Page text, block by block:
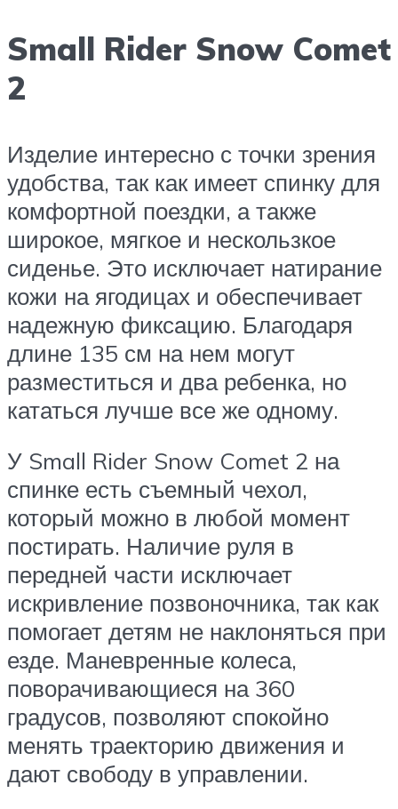
Small Rider Snow Comet
2
Изделие интересно с точки зрения
удобства, так как имеет спинку для
комфортной поездки, а также
широкое, мягкое и нескользкое
сиденье. Это исключает натирание
кожи на ягодицах и обеспечивает
надежную фиксацию. Благодаря
длине 135 см на нем могут
разместиться и два ребенка, но
кататься лучше все же одному.
У Small Rider Snow Comet 2 на
спинке есть съемный чехол,
который можно в любой момент
постирать. Наличие руля в
передней части исключает
искривление позвоночника, так как
помогает детям не наклоняться при
езде. Маневренные колеса,
поворачивающиеся на 360
градусов, позволяют спокойно
менять траекторию движения и
дают свободу в управлении.